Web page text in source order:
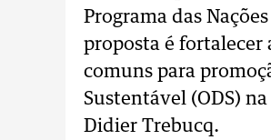
Programa das
proposta é fortalecer
comuns para
Sustentável (ODS)
Didier Trebucq.